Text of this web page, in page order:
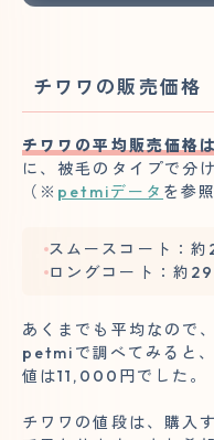
チワワの販売価格
チワワの平均販売価格
に、被毛のタイプで分
（※ petmiデータ を参照
スムースコート：
ロングコート：約
あくまでも平均なので
petmiで調べてみると
値は11,000円でした
チワワの値段は、購入